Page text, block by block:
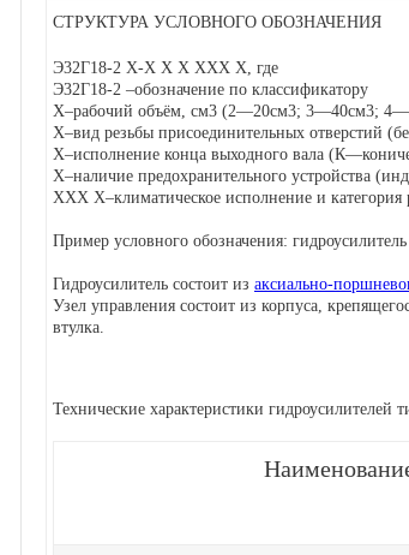
СТРУКТУРА УСЛОВНОГО ОБОЗНАЧЕНИЯ
Э32Г18-2 Х-Х Х Х ХХХ Х , где
Э32Г18-2 –обозначение по классификатору
Х–рабочий объём, см3 (2—20см3; 3—40см3;
Х–вид резьбы присоединительных отверстий
Х–исполнение конца выходного вала
Х–наличие предохранительного устройства
ХХХ Х–климатическое исполнение и
Пример условного обозначения:
Гидроусилитель состоит из аксиально-
Узел управления состоит из корпуса,
втулка.
Технические характеристики гидроусилителей